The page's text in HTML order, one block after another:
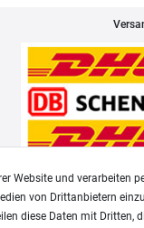
Website und verarbeiten
von Drittanbietern
diese Daten mit Dritten,